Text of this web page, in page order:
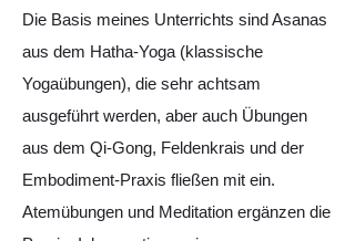
Die Basis meines Unterrichts sind Asanas
aus dem Hatha-Yoga (klassische
Yogaübungen), die sehr achtsam
ausgeführt werden, aber auch Übungen
aus dem Qi-Gong, Feldenkrais und der
Embodiment-Praxis fließen mit ein.
Atemübungen und Meditation ergänzen die